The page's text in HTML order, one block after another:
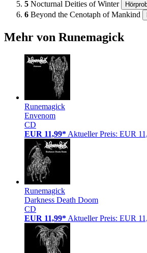
5 Nocturnal Deities of Winter
6 Beyond the Cenotaph of Mankind
Mehr von Runemagick
Runemagick
Envenom
CD
EUR 11,99* Aktueller Preis: EUR
Runemagick
Darkness Death Doom
CD
EUR 11,99* Aktueller Preis: EUR